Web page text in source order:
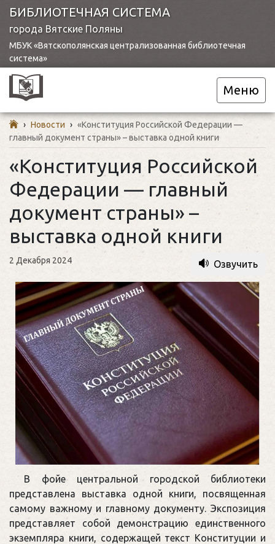
БИБЛИОТЕЧНАЯ СИСТЕМА
города Вятские Поляны
МБУК «Вятскополянская централизованная библиотечная
система»
Меню
› Новости › «Конституция Российской Федерации —
главный документ страны» – выставка одной книги
«Конституция Российской
Федерации — главный
документ страны» –
выставка одной книги
2 Декабря 2024 Озвучить
В фойе центральной городской библиотеки
представлена выставка одной книги, посвященная
самому важному и главному документу. Экспозиция
представляет собой демонстрацию единственного
экземпляра книги, содержащей текст Конституции и